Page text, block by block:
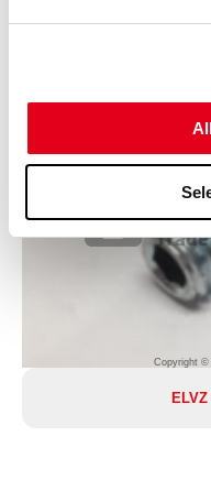
Copyright ©